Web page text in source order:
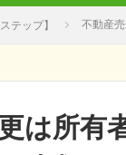
テップ】 不動産
は所有